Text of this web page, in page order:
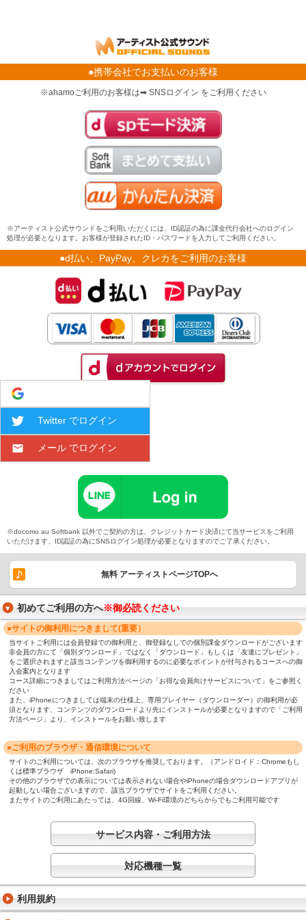
●携帯会社でお支払いのお客様
※ahamoご利用のお客様は➡ SNSログイン をご利用ください
※アーティスト公式サウンドをご利用いただくには、ID認証の為に課金代行会社へのログイン
処理が必要となります。お客様が登録されたID・パスワードを入力してご利用ください。
●d払い、PayPay、クレカをご利用のお客様
Twitter でログイン
メール でログイン
※docomo au Softbank 以外でご契約の方は、クレジットカード決済にて当サービスをご利用
いただけます、ID認証の為にSNSログイン処理が必要となりますのでご了承ください。
無料 アーティストページTOPへ
初めてご利用の方へ※御必読ください
●サイトの御利用につきまして(重要）
当サイトご利用には会員登録での御利用と、御登録なしでの個別課金ダウンロードがございます
非会員の方にて「個別ダウンロード」ではなく「ダウンロード」もしくは「友達にプレゼント」
をご選択されますと該当コンテンツを御利用するのに必要なポイントが付与されるコースへの御
入会案内となります
コース詳細につきましてはご利用方法ページの「お得な会員向けサービスについて」をご参照く
ださい
また、iPhoneにつきましては端末の仕様上、専用プレイヤー（ダウンローダー）の御利用が必
須となります、コンテンツのダウンロードより先にインストールが必要となりますので「ご利用
方法ページ」より、インストールをお願い致します
●ご利用のブラウザ・通信環境について
サイトのご利用については、次のブラウザを推奨しております。（アンドロイド：Chromeもし
くは標準ブラウザ iPhone:Safari)
その他のブラウザでの表示については表示されない場合やiPhoneの場合ダウンロードアプリが
起動しない場合ございますので、該当ブラウザでサイトをご利用ください。
またサイトのご利用にあたっては、4G回線、Wi-Fi環境のどちらからでもご利用可能です
サービス内容・ご利用方法
対応機種一覧
利用規約